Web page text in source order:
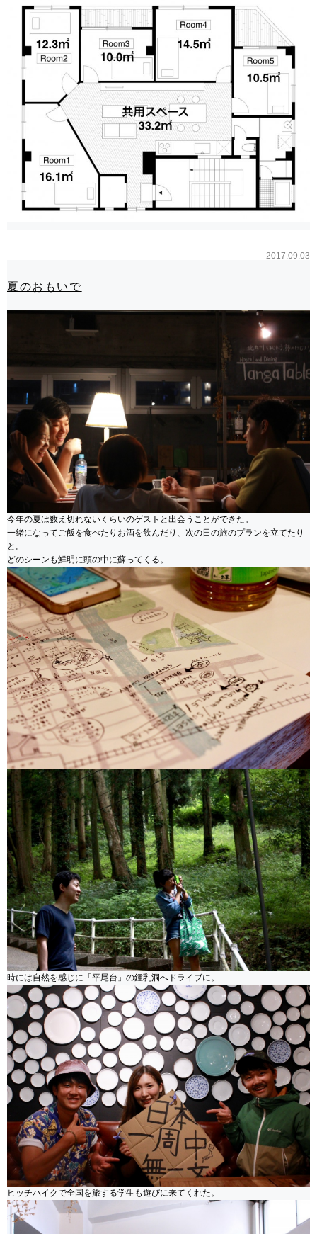
2017.09.03
夏のおもいで
今年の夏は数え切れないくらいのゲストと出会うことができた。
一緒になってご飯を食べたりお酒を飲んだり、次の日の旅のプランを立てたり
と。
どのシーンも鮮明に頭の中に蘇ってくる。
時には自然を感じに「平尾台」の鍾乳洞へドライブに。
ヒッチハイクで全国を旅する学生も遊びに来てくれた。